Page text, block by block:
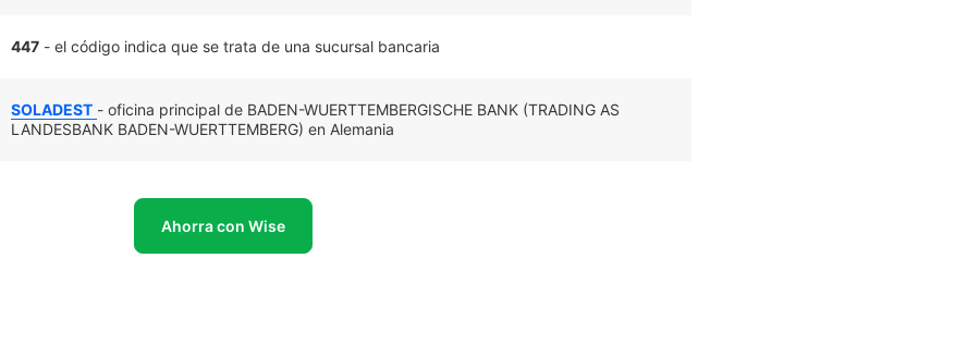
447 - el código indica que se trata de una sucursal bancaria
SOLADEST - oficina principal de BADEN-WUERTTEMBERGISCHE BANK (TRADING AS
LANDESBANK BADEN-WUERTTEMBERG) en Alemania
Ahorra con Wise